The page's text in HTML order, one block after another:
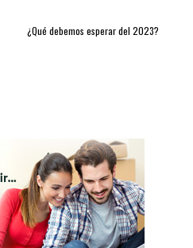
¿Qué debemos esperar del 2023?